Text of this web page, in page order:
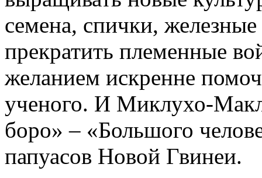
семена, спички,
прекратить племенные
желанием искренне
ученого. И Миклухо-
боро» – «Большого
папуасов Новой Гвинеи.